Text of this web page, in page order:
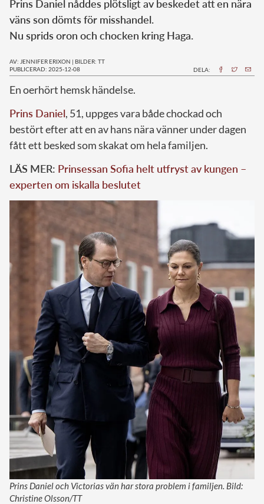
Prins Daniel nåddes plötsligt av beskedet att en nära
väns son dömts för misshandel.
Nu sprids oron och chocken kring Haga.
AV: JENNIFER ERIXON | BILDER: TT
PUBLICERAD: 2025-12-08
DELA:
En oerhört hemsk händelse.
Prins Daniel, 51, uppges vara både chockad och
bestört efter att en av hans nära vänner under dagen
fått ett besked som skakat om hela familjen.
LÄS MER: Prinsessan Sofia helt utfryst av kungen –
experten om iskalla beslutet
Prins Daniel och Victorias vän har stora problem i familjen. Bild:
Christine Olsson/TT